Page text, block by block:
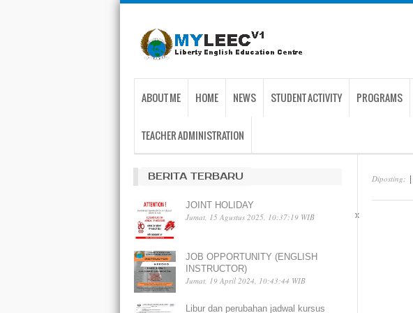
ABOUT ME HOME NEWS STUDENT ACTIVITY PROGRAMS
TEACHER ADMINISTRATION
Diposting:
BERITA TERBARU
JOINT HOLIDAY
Jumat, 15 Agustus 2025, 10:37:19 WIB
JOB OPPORTUNITY (ENGLISH
INSTRUCTOR)
Jumat, 19 April 2024, 10:43:44 WIB
Libur dan perubahan jadwal kursus
x